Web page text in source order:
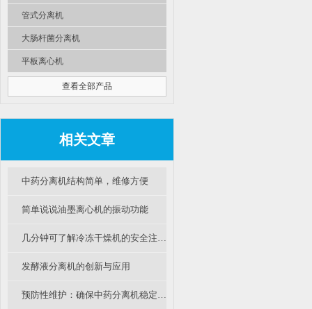
管式分离机
大肠杆菌分离机
平板离心机
查看全部产品
相关文章
中药分离机结构简单，维修方便
简单说说油墨离心机的振动功能
几分钟可了解冷冻干燥机的安全注意事项
发酵液分离机的创新与应用
预防性维护：确保中药分离机稳定运行的措施